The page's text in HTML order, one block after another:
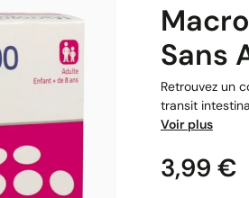
Sans
Retrouvez un
transit
Voir plus
Prix
3,99 €